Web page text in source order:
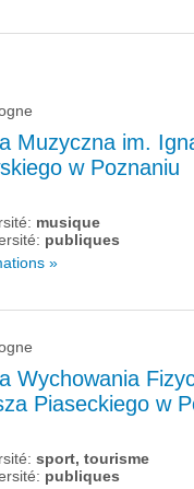
Muzyczna im.
w Poznaniu
musique
publiques
»
Wychowania
Piaseckiego w
sport, tourisme
publiques